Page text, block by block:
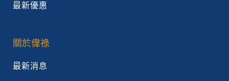
最新優惠
關於偉祿
最新消息